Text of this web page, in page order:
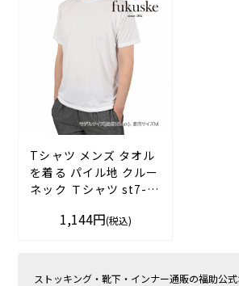
Tシャツ メンズ タオル
を着る パイル地 クルー
ネック Ｔシャツ st7-
M ホワイト 紳士 男性
1,144円(税込)
ストッキング・靴下・インナー通販の福助公式